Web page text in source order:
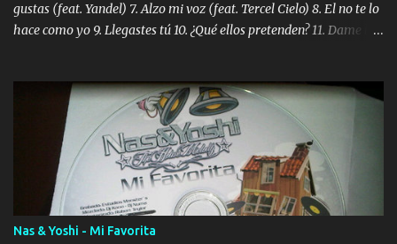
gustas (feat. Yandel) 7. Alzo mi voz (feat. Tercel Cielo) 8. El no te lo
hace como yo 9. Llegastes tú 10. ¿Qué ellos pretenden? 11. Dame la
Digital Booklet – Invicto ----------------------------- Nota:
Album proposto al massimo della qualità in formato iTunes Plus
AAC M4A; comprato su iTunes e a disposizione vostra per il
download. REGGAETON ITALIA Nosotros Somos Los Del
Momento!
Nas & Yoshi - Mi Favorita